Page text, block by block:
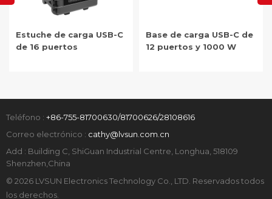
Base de carga USB-C de
12 puertos y 1000 W
Gabinete de carga para
tabletas USB-C de 40
Teléfono : +86-755-81700630/81700626/28108616
Correo electrónico : cathy@lvsun.com.cn
Add : Building C, ShiGuan Industrial Centre, Longhua, 518109
Shenzhen,China
© 2026 LVSUN Electronics Technology Co., LTD. Reservados todos
los derechos.